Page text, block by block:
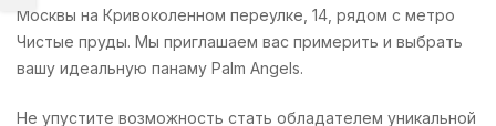
Москвы на Кривоколенном переулке, 14, рядом с метро
Чистые пруды. Мы приглашаем вас примерить и выбрать
вашу идеальную панаму Palm Angels.
Не упустите возможность стать обладателем уникальной